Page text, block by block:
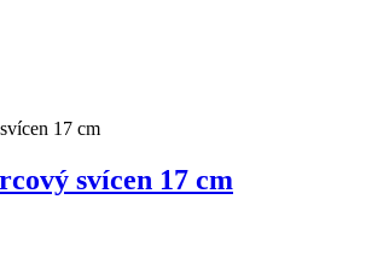
svícen 17 cm